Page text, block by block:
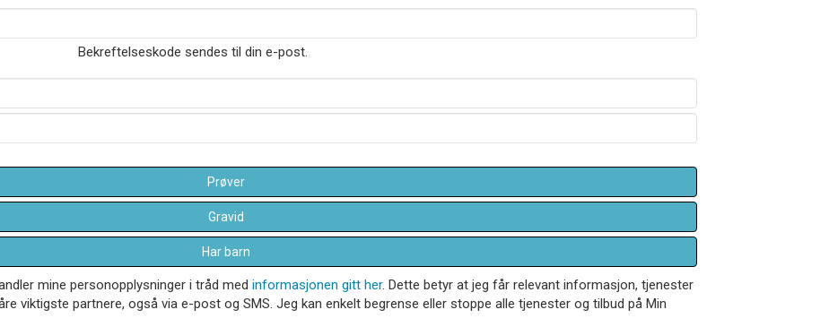
Bekreftelseskode sendes til din e-post.
Prøver
Gravid
Har barn
mine personopplysninger i tråd med informasjonen gitt her. Dette betyr at jeg får relevant informasjon, tjenester
viktigste partnere, også via e-post og SMS. Jeg kan enkelt begrense eller stoppe alle tjenester og tilbud på Min